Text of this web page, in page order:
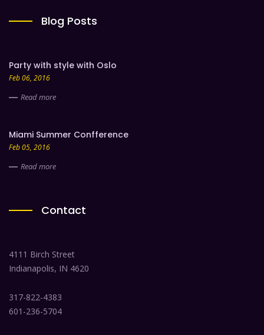
Blog Posts
Party with style with Oslo
Feb 06, 2016
Read more
Miami Summer Confference
Feb 05, 2016
Read more
Contact
4111 Birch Street
Indianapolis, IN 4620
317-822-4383
601-236-5704